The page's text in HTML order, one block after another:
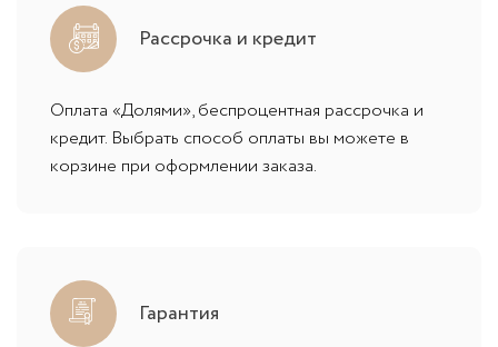
Рассрочка и кредит
Оплата «Долями», беспроцентная рассрочка и
кредит. Выбрать способ оплаты вы можете в
корзине при оформлении заказа.
Гарантия